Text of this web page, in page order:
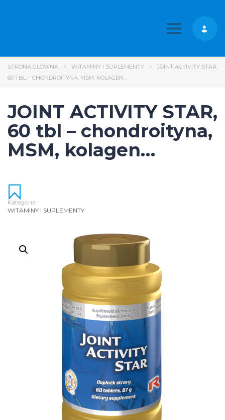
Toggle
STRONA GŁÓWNA WITAMINY I SUPLEMENTY
JOINT ACTIVITY STAR,
60 TBL – CHONDROITYNA, MSM, KOLAGEN…
JOINT ACTIVITY STAR,
60 tbl – chondroityna,
MSM, kolagen…
Kategoria:
WITAMINY I SUPLEMENTY